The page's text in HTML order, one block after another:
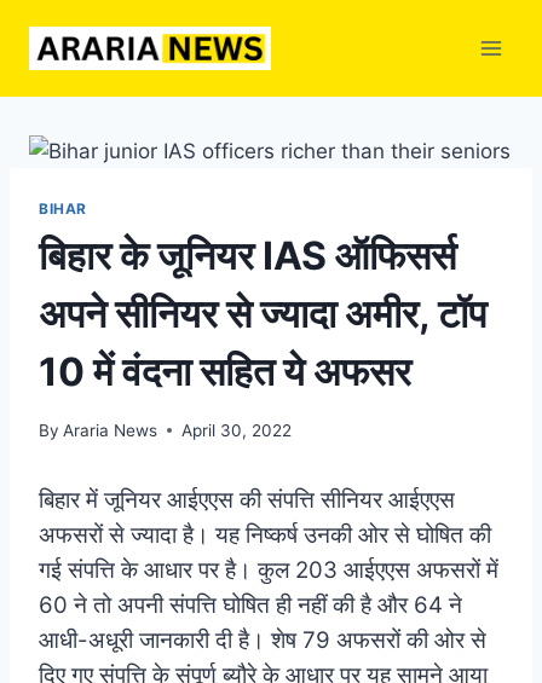
BIHAR
बिहार के जूनियर IAS ऑफिसर्स
अपने सीनियर से ज्यादा अमीर, टॉप
10 में वंदना सहित ये अफसर
By Araria News April 30, 2022
बिहार में जूनियर आईएएस की संपत्ति सीनियर आईएएस
अफसरों से ज्यादा है। यह निष्कर्ष उनकी ओर से घोषित की
गई संपत्ति के आधार पर है। कुल 203 आईएएस अफसरों में
60 ने तो अपनी संपत्ति घोषित ही नहीं की है और 64 ने
आधी-अधूरी जानकारी दी है। शेष 79 अफसरों की ओर से
दिए गए संपत्ति के संपूर्ण ब्यौरे के आधार पर यह सामने आया